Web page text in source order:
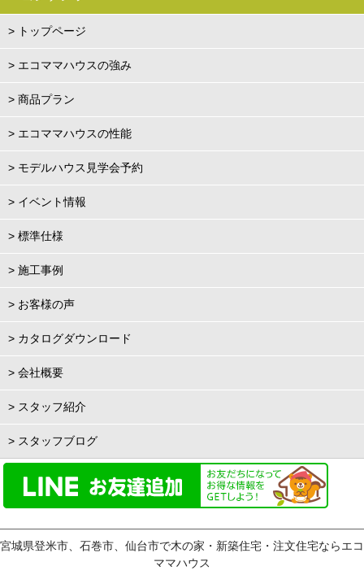
> トップページ
> エコママハウスの強み
> 商品プラン
> エコママハウスの性能
> モデルハウス見学会予約
> イベント情報
> 標準仕様
> 施工事例
> お客様の声
> カタログダウンロード
> 会社概要
> スタッフ紹介
> スタッフブログ
宮城県登米市、石巻市、仙台市で木の家・新築住宅・注文住宅ならエコ
ママハウス